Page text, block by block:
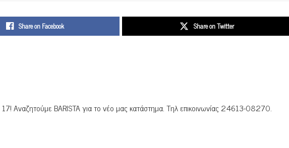
Share on Facebook Share on Twitter
Αναζητούμε BARISTA για το νέο μας κατάστημα. Τηλ επικοινωνίας 24613-08270.